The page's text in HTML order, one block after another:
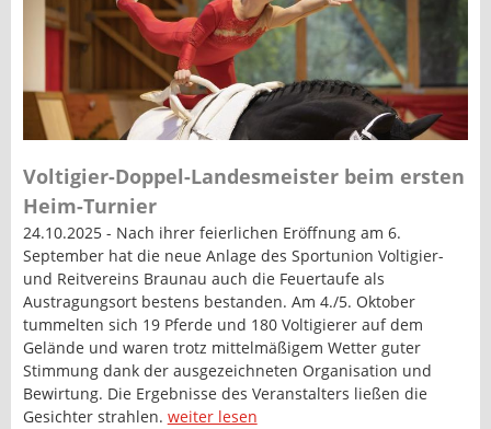
Voltigier-Doppel-Landesmeister beim ersten
Heim-Turnier
24.10.2025 - Nach ihrer feierlichen Eröffnung am 6.
September hat die neue Anlage des Sportunion Voltigier-
und Reitvereins Braunau auch die Feuertaufe als
Austragungsort bestens bestanden. Am 4./5. Oktober
tummelten sich 19 Pferde und 180 Voltigierer auf dem
Gelände und waren trotz mittelmäßigem Wetter guter
Stimmung dank der ausgezeichneten Organisation und
Bewirtung. Die Ergebnisse des Veranstalters ließen die
Gesichter strahlen. weiter lesen